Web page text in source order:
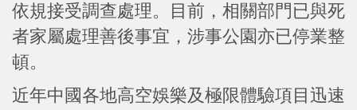
依規接受調查處理。目前，相關部門已與死
者家屬處理善後事宜，涉事公園亦已停業整
頓。
近年中國各地高空娛樂及極限體驗項目迅速